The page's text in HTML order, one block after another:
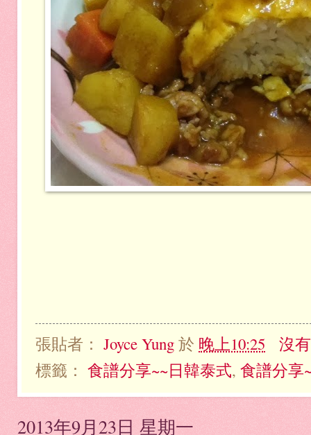
張貼者： Joyce Yung 於 晚上10:25
沒
標籤： 食譜分享~~日韓泰式, 食譜分享
2013年9月23日 星期一